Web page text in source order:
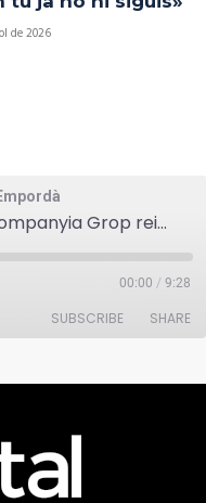
de 2026
Daniel Casanovas: "La companyia Grop reivindica la creació teatral al Baix Empordà"
00:00 / 9:28
SUBSCRIBE SHARE